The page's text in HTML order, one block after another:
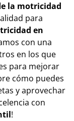
la motricidad
para
en
con una
en los que
para mejorar
cómo puedes
y aprovechar
con
!